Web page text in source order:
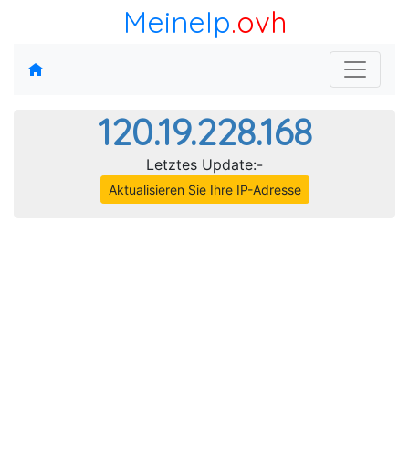
MeineIp.ovh
120.19.228.168
Letztes Update:-
Aktualisieren Sie Ihre IP-Adresse